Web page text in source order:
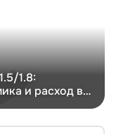
1.8:
и расход в